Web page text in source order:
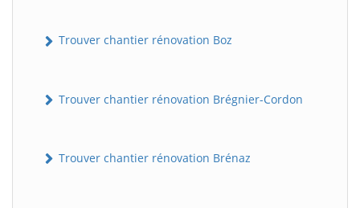
Trouver chantier rénovation Boz
Trouver chantier rénovation Brégnier-Cordon
Trouver chantier rénovation Brénaz